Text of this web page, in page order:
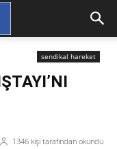
sendikal hareket
1346 kişi tarafından okundu